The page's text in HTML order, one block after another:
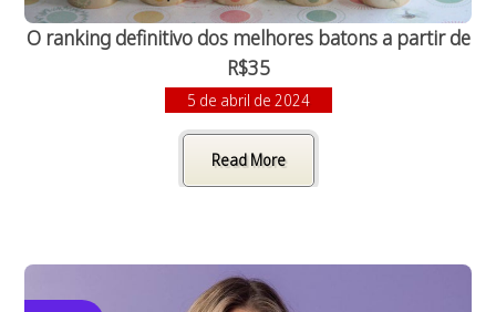
O ranking definitivo dos melhores batons a partir de
R$35
5 de abril de 2024
Read More